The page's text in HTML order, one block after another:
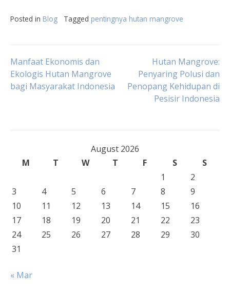
Posted in Blog Tagged pentingnya hutan mangrove
Post
navigation
Manfaat Ekonomis dan
Ekologis Hutan Mangrove
bagi Masyarakat Indonesia
Hutan Mangrove:
Penyaring Polusi dan
Penopang Kehidupan di
Pesisir Indonesia
August 2026
M
T W T F S
S
1
2
3
4 5 6 7 8
9
10
11 12 13 14 15
16
17
18 19 20 21 22
23
24
25 26 27 28 29
30
31
« Mar